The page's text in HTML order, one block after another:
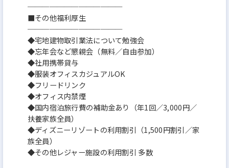
─────────────
■その他福利厚生
─────────────
◆宅地建物取引業法について勉強会
◆忘年会など懇親会（無料／自由参加）
◆社用携帯貸与
◆服装オフィスカジュアルOK
◆フリードリンク
◆オフィス内禁煙
◆国内宿泊旅行費の補助金あり（年1回／3,000円／
扶養家族全員）
◆ディズニーリゾートの利用割引（1,500円割引／家
族全員）
◆その他レジャー施設の利用割引 多数